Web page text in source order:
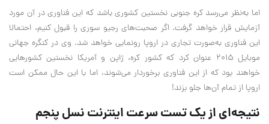
اما به‌نظر می‌رسد کره جنوبی نخستین کشوری باشد که این فناوری در آن مورد
آزمایش قرار خواهد گرفت. اگر صحبت‌های رجیو سوری را قبول کنیم، احتمالا
این فناوری به‌صورت تجاری در اروپا رونمایی خواهد شد. وی در کنگره جهانی
موبایل 2015 عنوان کرد که کشور کره، ژاپن و آمریکا نخستین کشورهایی
خواهند بود که از این فناوری برخوردار می‌شوند، اما با این حال ممکن است
اروپا از تمام آن‌ها جلو بزند!
نتیجه‌ای از یک تست سرعت اینترنت نسل پنجم